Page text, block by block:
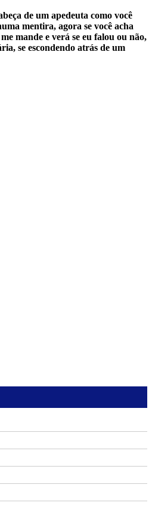
de um apedeuta como você
mentira, agora se você acha
mande e verá se eu falou ou não,
se escondendo atrás de um